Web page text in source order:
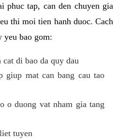
phuc tap, can den chuyen gia
thi moi tien hanh duoc. Cach
yeu bao gom:
di bao da quy dau
giup mat can bang cau tao
o duong vat nham gia tang
tuyen